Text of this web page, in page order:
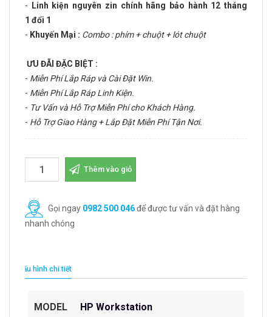
-
Linh kiện nguyên zin chính hãng bảo hành 12 tháng
1 đổi 1
- Khuyến Mại : Combo : phím + chuột + lót chuột
ƯU ĐÃI ĐẶC BIỆT :
- Miễn Phí Lắp Ráp và Cài Đặt Win.
- Miễn Phí Lắp Ráp Linh Kiện.
- Tư Vấn và Hỗ Trợ Miễn Phí cho Khách Hàng.
- Hỗ Trợ Giao Hàng + Lắp Đặt Miễn Phí Tận Nơi.
Thêm vào giỏ
Gọi ngay 0982 500 046để được tư vấn và đặt hàng
nhanh chóng
Cấu hình chi tiết
MODEL HP Workstation